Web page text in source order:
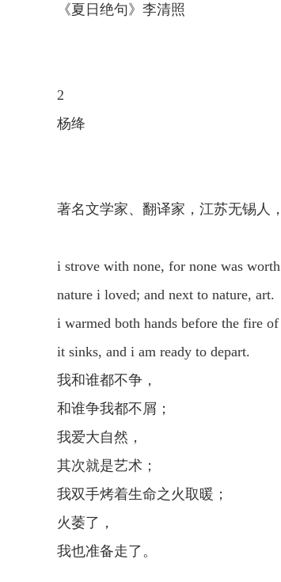
《夏日绝句》李清照
2
杨绛
著名文学家、翻译家，江苏无锡人
i strove with none, for none was
nature i loved; and next to nature, art.
i warmed both hands before the fire
it sinks, and i am ready to depart.
我和谁都不争，
和谁争我都不屑；
我爱大自然，
其次就是艺术；
我双手烤着生命之火取暖；
火萎了，
我也准备走了。